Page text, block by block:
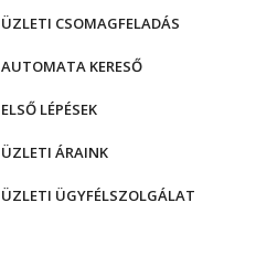
ÜZLETI CSOMAGFELADÁS
AUTOMATA KERESŐ
ELSŐ LÉPÉSEK
ÜZLETI ÁRAINK
ÜZLETI ÜGYFÉLSZOLGÁLAT